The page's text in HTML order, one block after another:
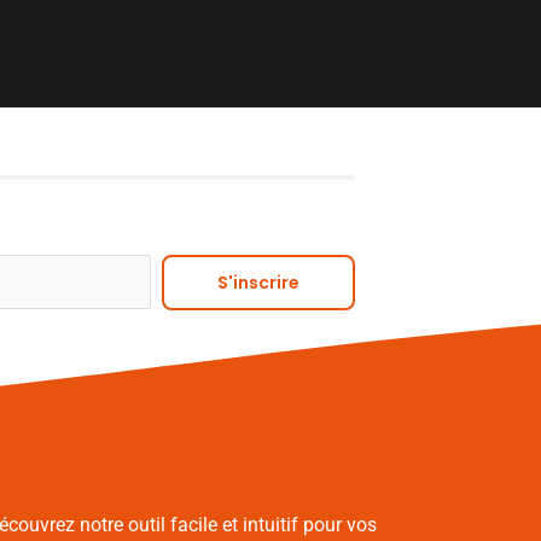
S'inscrire
Alternative:
notre outil facile et intuitif pour vos